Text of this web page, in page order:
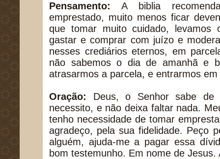
Pensamento: A biblia
emprestado, muito menos ficar
que tomar muito cuidado, levamos
gastar e comprar com juízo e
nesses crediários eternos, em
não sabemos o dia de amanhã e
atrasarmos a parcela, e entrarmos em
Oração: Deus, o Senhor sabe
necessito, e não deixa faltar nada.
tenho necessidade de tomar
agradeço, pela sua fidelidade. Peço
alguém, ajuda-me a pagar essa
bom testemunho. Em nome de Jesus.